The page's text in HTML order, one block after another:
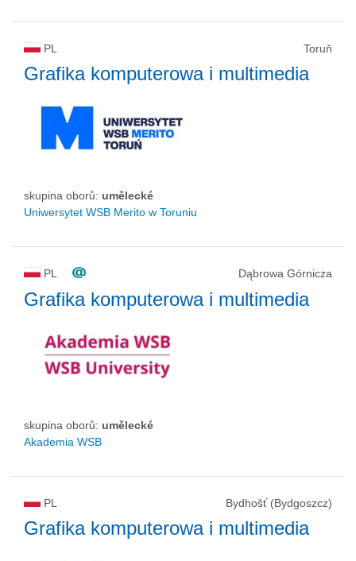
PL Toruň
Grafika komputerowa i multimedia
skupina oborů: umělecké
Uniwersytet WSB Merito w Toruniu
PL Dąbrowa Górnicza
Grafika komputerowa i multimedia
skupina oborů: umělecké
Akademia WSB
PL Bydhošť (Bydgoszcz)
Grafika komputerowa i multimedia